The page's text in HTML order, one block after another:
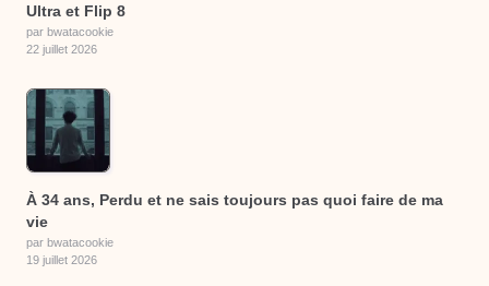
Ultra et Flip 8
par bwatacookie
22 juillet 2026
À 34 ans, Perdu et ne sais toujours pas quoi faire de ma
vie
par bwatacookie
19 juillet 2026